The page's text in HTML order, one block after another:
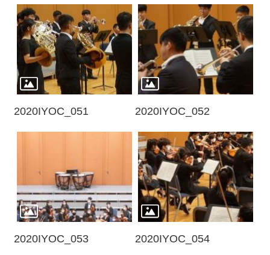
2020IYOC_051 2020IYOC_052
2020IYOC_053 2020IYOC_054